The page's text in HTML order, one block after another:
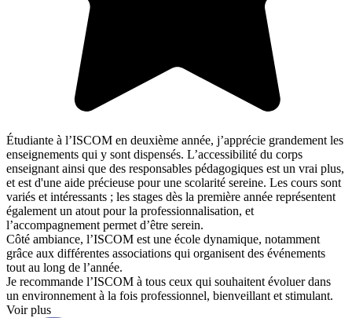
Étudiante à l’ISCOM en deuxième année, j’apprécie grandement les
enseignements qui y sont dispensés. L’accessibilité du corps
enseignant ainsi que des responsables pédagogiques est un vrai plus,
et est d'une aide précieuse pour une scolarité sereine. Les cours sont
variés et intéressants ; les stages dès la première année représentent
également un atout pour la professionnalisation, et
l’accompagnement permet d’être serein.
Côté ambiance, l’ISCOM est une école dynamique, notamment
grâce aux différentes associations qui organisent des événements
tout au long de l’année.
Je recommande l’ISCOM à tous ceux qui souhaitent évoluer dans
un environnement à la fois professionnel, bienveillant et stimulant.
Voir plus